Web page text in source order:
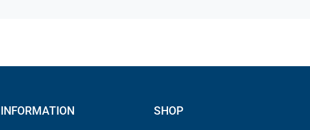
INFORMATION SHOP